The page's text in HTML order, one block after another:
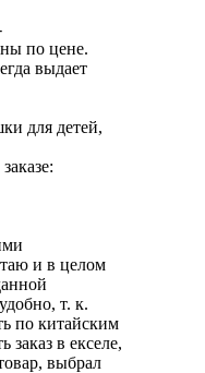
по цене.
выдает
для детей,
и в целом
т. к.
по китайским
заказ в екселе,
выбрал